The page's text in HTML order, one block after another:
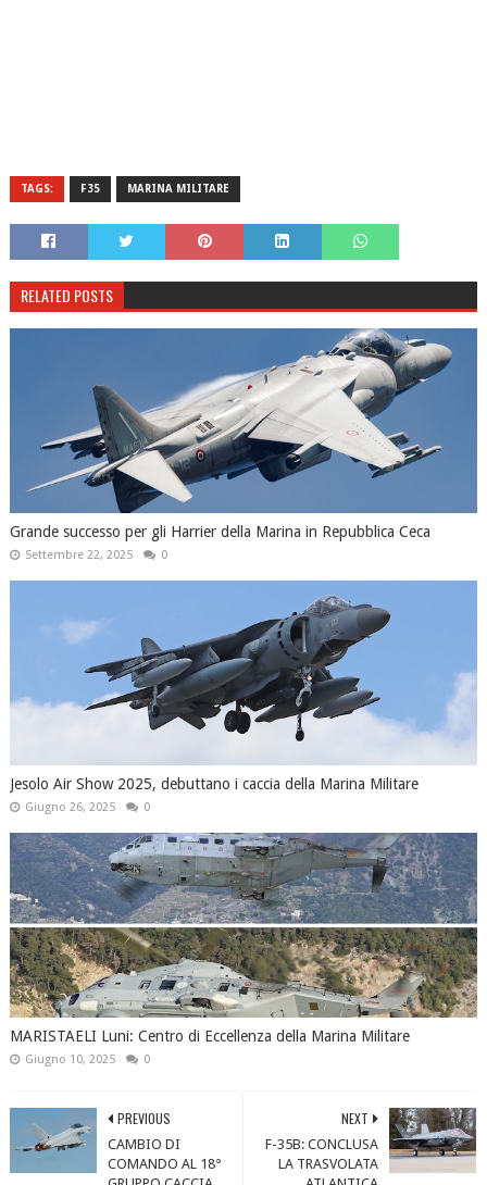
TAGS: F35 MARINA MILITARE
RELATED POSTS
Grande successo per gli Harrier della Marina in Repubblica Ceca
Settembre 22, 2025 0
Jesolo Air Show 2025, debuttano i caccia della Marina Militare
Giugno 26, 2025 0
MARISTAELI Luni: Centro di Eccellenza della Marina Militare
Giugno 10, 2025 0
NEXT
F-35B: CONCLUSA
LA TRASVOLATA
PREVIOUS
CAMBIO DI
COMANDO AL 18°